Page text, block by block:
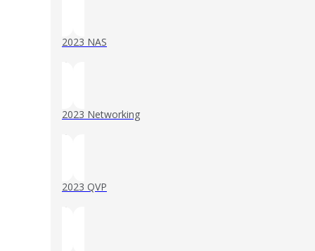
2023 NAS
()
2023 Networking
()
2023 QVP
()